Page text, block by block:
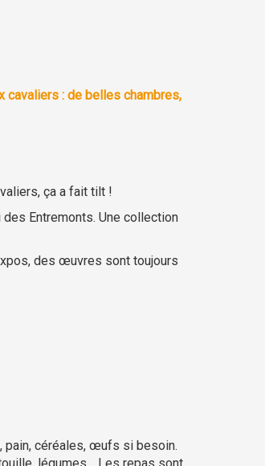
cavaliers : de belles chambres,
ça a fait tilt !
Entremonts. Une collection
des œuvres sont toujours
pain, céréales, œufs si besoin.